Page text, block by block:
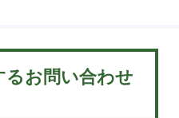
るお問い合わせ